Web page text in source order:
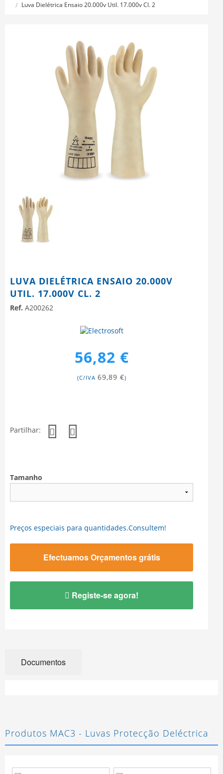
Luva Dielétrica Ensaio 20.000v Util. 17.000v Cl. 2
LUVA DIELÉTRICA ENSAIO 20.000V
UTIL. 17.000V CL. 2
Ref. A200262
56,82 €
(C/IVA 69,89 €)
Partilhar:
Tamanho
Preços especiais para quantidades.Consultem!
Efectuamos Orçamentos grátis
Registe-se agora!
Documentos
Produtos MAC3 - Luvas Protecção Deléctrica